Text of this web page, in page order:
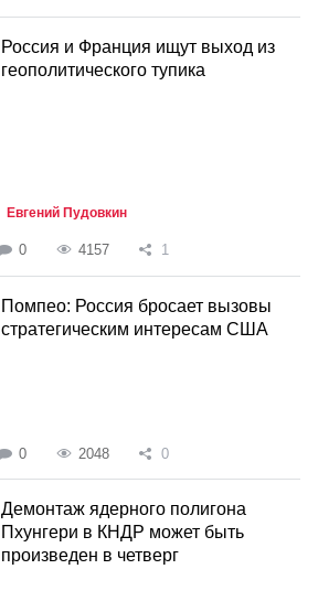
Россия и Франция ищут выход из
геополитического тупика
Евгений Пудовкин
0 4157 1
Помпео: Россия бросает вызовы
стратегическим интересам США
0 2048 0
Демонтаж ядерного полигона
Пхунгери в КНДР может быть
произведен в четверг